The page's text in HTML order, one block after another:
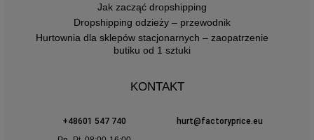
Jak zacząć dropshipping
Dropshipping odzieży – przewodnik
Hurtownia dla sklepów stacjonarnych – zaopatrzenie
butiku od 1 sztuki
KONTAKT
+48601 547 740
hurt@factoryprice.eu